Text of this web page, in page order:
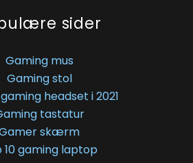
sider
Gaming mus
Gaming stol
headset i 2021
tastatur
skærm
10 gaming laptop